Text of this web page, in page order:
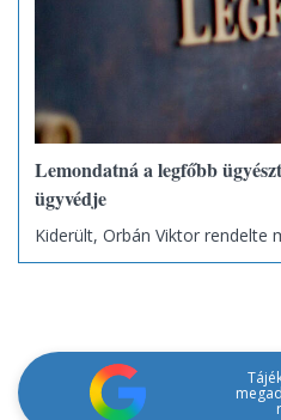
Lemondatná a legfőbb
ügyvédje
Kiderült, Orbán Viktor rendelte